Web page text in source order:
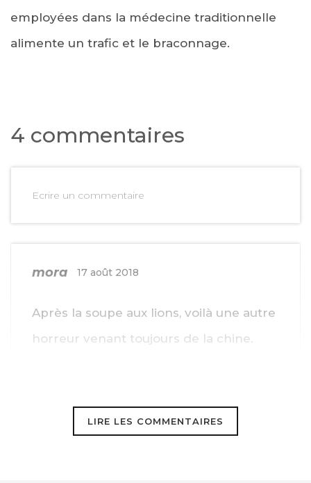
employées dans la médecine traditionnelle
alimente un trafic et le braconnage.
4 commentaires
Ecrire un commentaire
mora 17 août 2018
Après la soupe aux lions, voilà une autre
horreur venant toujours de la chine.
LIRE LES COMMENTAIRES